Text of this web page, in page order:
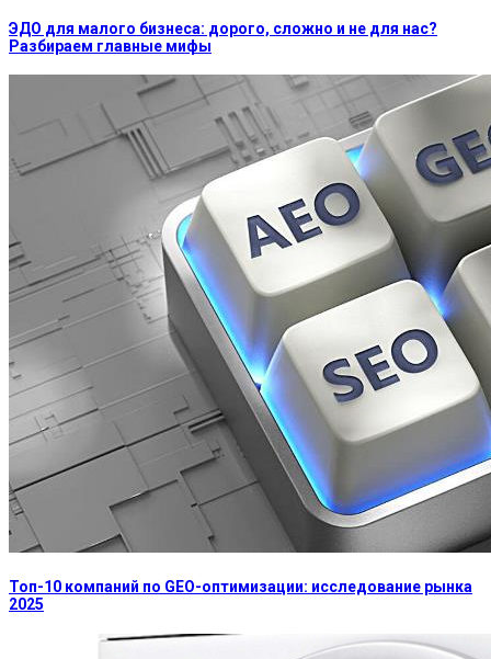
ЭДО для малого бизнеса: дорого, сложно и не для нас?
Разбираем главные мифы
Топ-10 компаний по GEO-оптимизации: исследование рынка
2025